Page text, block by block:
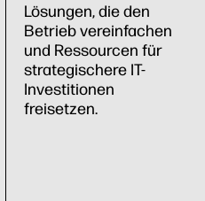
Lösungen, die den
Betrieb vereinfachen
und Ressourcen für
strategischere IT-
Investitionen
freisetzen.